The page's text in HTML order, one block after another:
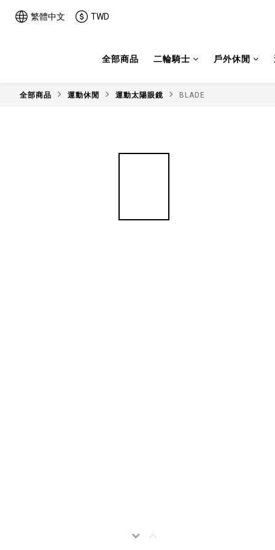
繁體中文 TWD
全部商品 二輪騎士 戶外休閒
全部商品 運動休閒 運動太陽眼鏡 BLADE